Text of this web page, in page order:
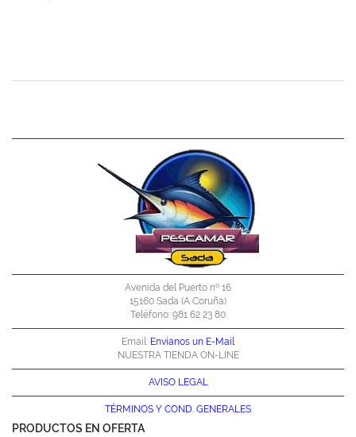
Avenida del Puerto nº 16
15160 Sada (A Coruña)
Teléfono: 981 62 23 80
Email: Envíanos un E-Mail
NUESTRA TIENDA ON-LINE
AVISO LEGAL
TÉRMINOS Y COND. GENERALES
PRODUCTOS EN OFERTA